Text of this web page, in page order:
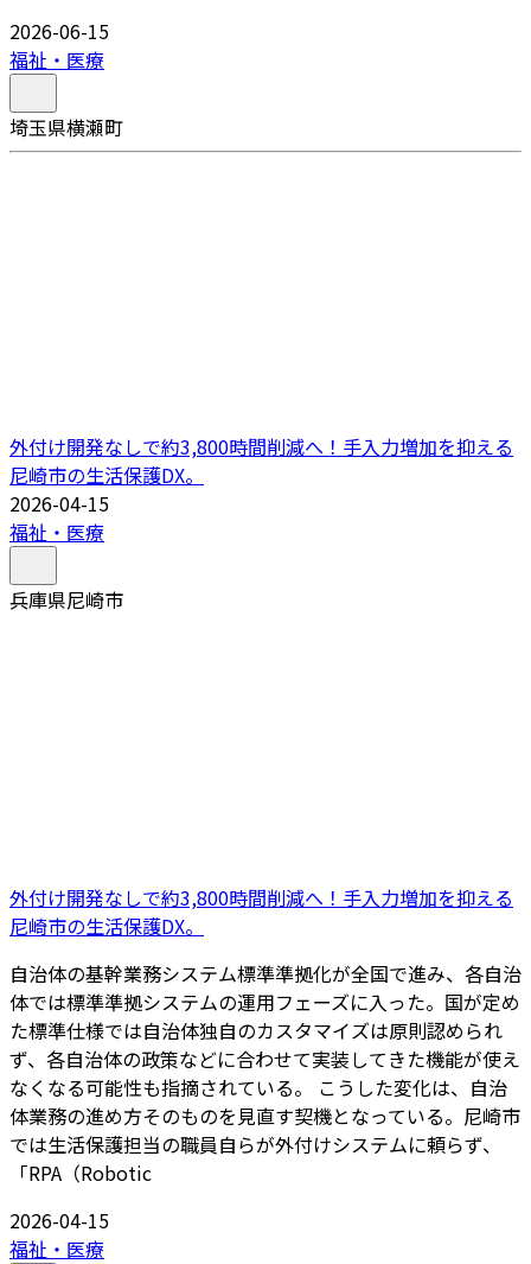
2026-06-15
福祉・医療
埼玉県横瀬町
外付け開発なしで約3,800時間削減へ！手入力増加を抑える
尼崎市の生活保護DX。
2026-04-15
福祉・医療
兵庫県尼崎市
外付け開発なしで約3,800時間削減へ！手入力増加を抑える
尼崎市の生活保護DX。
自治体の基幹業務システム標準準拠化が全国で進み、各自治
体では標準準拠システムの運用フェーズに入った。国が定め
た標準仕様では自治体独自のカスタマイズは原則認められ
ず、各自治体の政策などに合わせて実装してきた機能が使え
なくなる可能性も指摘されている。 こうした変化は、自治
体業務の進め方そのものを見直す契機となっている。尼崎市
では生活保護担当の職員自らが外付けシステムに頼らず、
「RPA（Robotic
2026-04-15
福祉・医療